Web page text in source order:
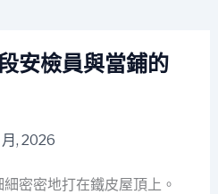
安檢員與當鋪的
, 2026
密密地打在鐵皮屋頂上。